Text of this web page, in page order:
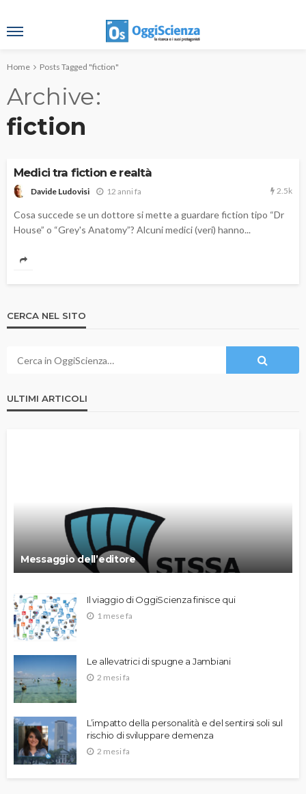
Home Posts Tagged "fiction"
Archive
fiction
Medici tra fiction e realtà
Davide Ludovisi 12 anni fa 2.5k
Cosa succede se un dottore si mette a guardare fiction tipo “Dr
House” o “Grey's Anatomy”? Alcuni medici (veri) hanno...
CERCA NEL SITO
ULTIMI ARTICOLI
Messaggio dell’editore
Il viaggio di OggiScienza finisce qui
1 mese fa
Le allevatrici di spugne a Jambiani
2 mesi fa
L’impatto della personalità e del sentirsi soli sul
rischio di sviluppare demenza
2 mesi fa